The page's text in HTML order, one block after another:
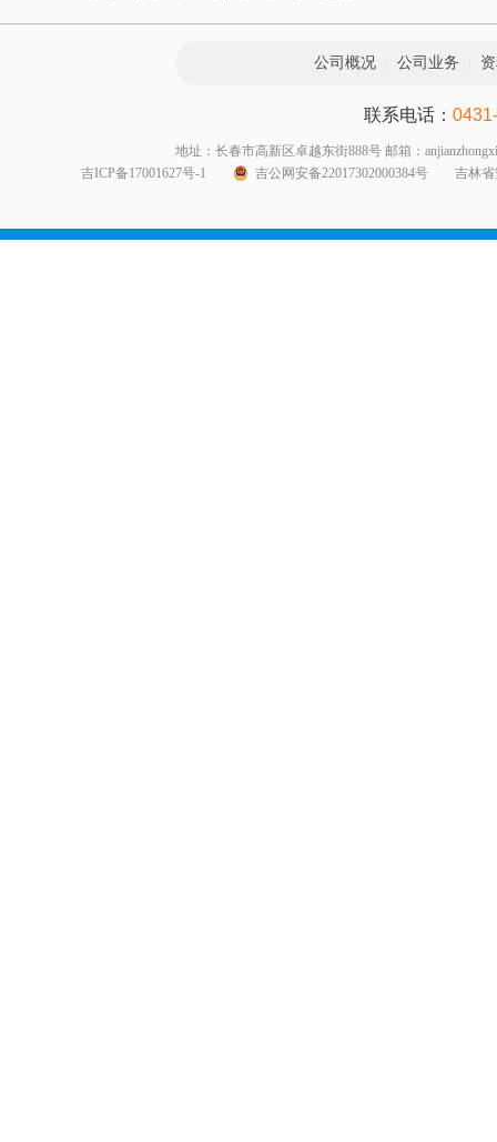
公司概况| 公司业务
联系电话：
地址：长春市高新区卓越东街888号 邮箱：
吉ICP备17001627号-1
吉公网安备22017302000384号吉林省安